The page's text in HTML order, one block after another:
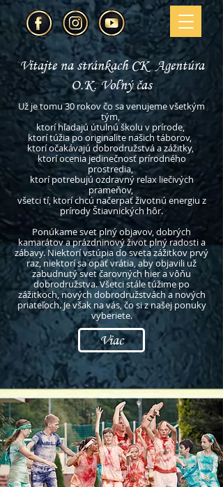
Vitajte na stránkach CK Agentúra
O.K. Voľný čas
Už je tomu 30 rokov čo sa venujeme všetkým
tým,
ktorí hľadajú útulnú školu v prírode,
ktorí túžia po originalite našich táborov,
ktorí očakávajú dobrodružstvá a zážitky,
ktorí ocenia jedinečnosť prírodného
prostredia,
ktorí potrebujú ozdravný relax liečivých
prameňov,
všetci tí, ktorí chcú načerpať životnú energiu z
prírody Štiavnických hôr.
Ponúkame svet plný objavov, dobrých
kamarátov a prázdninový život plný radosti a
zábavy. Niektorí vstúpia do sveta zážitkov prvý
raz, niektorí sa opäť vrátia, aby objavili už
zabudnutý svet čarovných hier a vôňu
dobrodružstva. Všetci stále túžime po
zážitkoch, nových dobrodružstvách a nových
priateľoch. Je však na vás, čo si z našej ponuky
vyberiete.
Viac